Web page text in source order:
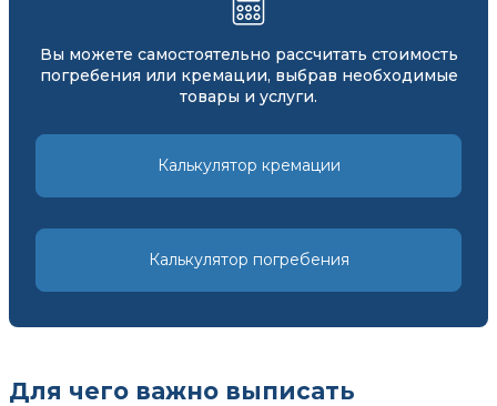
Вы можете самостоятельно рассчитать стоимость
погребения или кремации, выбрав необходимые
товары и услуги.
Калькулятор кремации
Калькулятор погребения
Для чего важно выписать